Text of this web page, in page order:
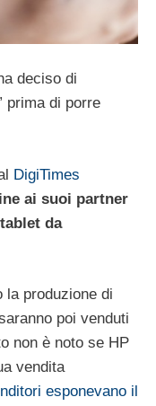
deciso di
prima di porre
DigiTimes
ai suoi partner
da
la produzione di
poi venduti
non è noto se HP
vendita
esponevano il